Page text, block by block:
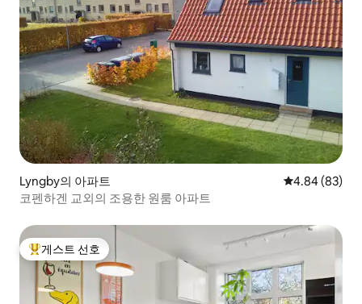
Lyngby의 아파트 평점 4.84점(5
4.84 (83)
코펜하겐 교외의 조용한 원룸 아파트
상위 게스트 선호
게스트 선호